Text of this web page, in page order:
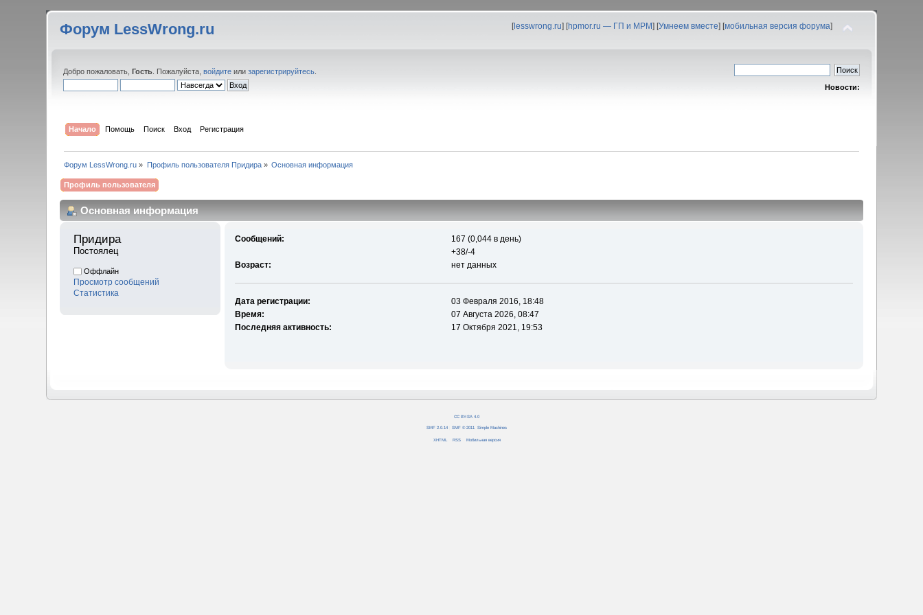
Форум LessWrong.ru [lesswrong.ru] [hpmor.ru — ГП и МРМ] [Умнеем вместе] [мобильная версия форума]
Добро пожаловать,Гость . Пожалуйста,войдите илизарегистрируйтесь
Новости:
Начало Помощь Поиск Вход Регистрация
Форум LessWrong.ru » Профиль пользователя Придира» Основная информация
Профиль пользователя
Основная информация
Придира
Постоялец
Оффлайн
Просмотр сообщений
Статистика
Сообщений:
167 (0,044 в день)
+38/-4
Возраст:
нет данных
Дата регистрации:
03 Февраля 2016, 18:48
Время:
07 Августа 2026, 08:47
Последняя активность:
17 Октября 2021, 19:53
CC BY-SA 4.0
SMF 2.0.14 SMF © 2011 Simple Machines
XHTML RSS Мобильная версия